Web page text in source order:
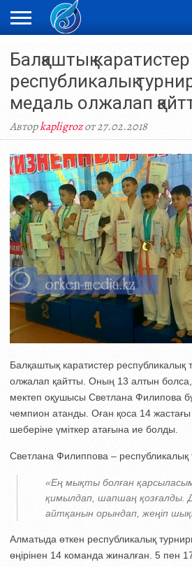
НОВОСТИ
ВИДЕО
ФОТОРЕПОРТАЖИ
ОРКЕН
LIVETV
Балқаштық каратистер
республикалық
медаль олжалап
Авторkapligrozот 27.02.2018
Балқаштық каратистер
олжалап қайтты. Оның 13 алтын
мектеп оқушысы Светлана Филипова
чемпион атанды. Оған қоса 14
шеберіне үміткер атағына ие болды.
Светлана Филиппова –
«Ең мықты болған
қимылдап, шапшаң қозғалды.
айтқанын орындап, жеңіп
Алматыда өткен республикалық
өңірінен 14 команда жиналған. 5 пен